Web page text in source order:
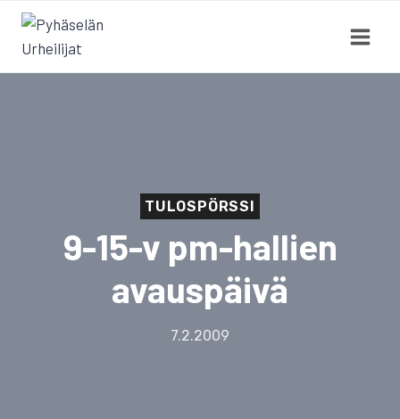
Siirry
sisältöön
TULOSPÖRSSI
9-15-v pm-hallien
avauspäivä
7.2.2009